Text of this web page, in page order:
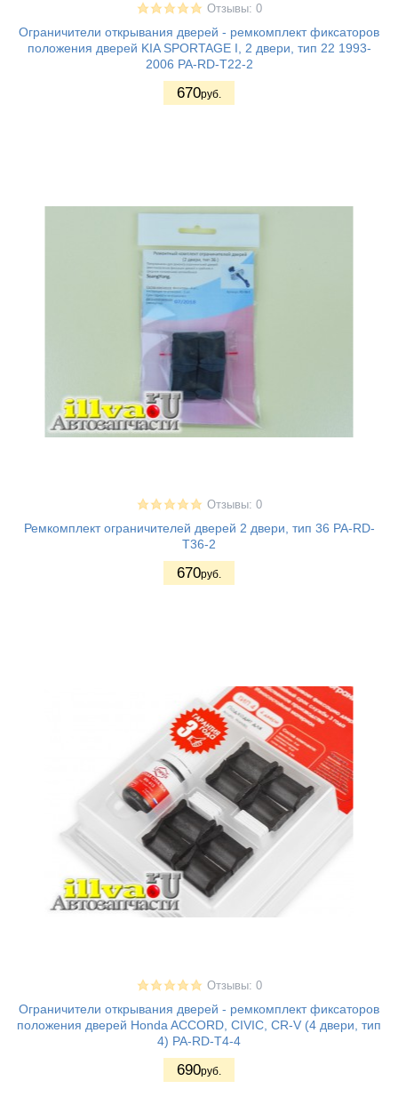
Отзывы: 0
Ограничители открывания дверей - ремкомплект фиксаторов
положения дверей KIA SPORTAGE I, 2 двери, тип 22 1993-
2006 PA-RD-T22-2
670руб.
Отзывы: 0
Ремкомплект ограничителей дверей 2 двери, тип 36 PA-RD-
T36-2
670руб.
Отзывы: 0
Ограничители открывания дверей - ремкомплект фиксаторов
положения дверей Honda ACCORD, CIVIC, CR-V (4 двери, тип
4) PA-RD-T4-4
690руб.